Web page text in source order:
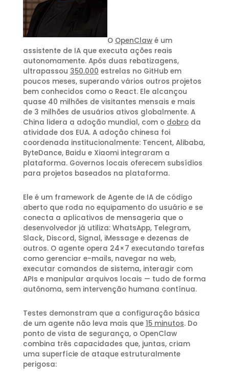
O OpenClawé um
assistente de IA que executa ações reais
autonomamente. Após duas rebatizagens,
ultrapassou 350.000 estrelas no GitHub em
poucos meses, superando vários outros projetos
bem conhecidos como o React. Ele alcançou
quase 40 milhões de visitantes mensais e mais
de 3 milhões de usuários ativos globalmente. A
China lidera a adoção mundial, com o dobroda
atividade dos EUA. A adoção chinesa foi
coordenada institucionalmente: Tencent, Alibaba,
ByteDance, Baidu e Xiaomi integraram a
plataforma. Governos locais oferecem subsídios
para projetos baseados na plataforma.
Ele é um framework de Agente de IA de código
aberto que roda no equipamento do usuário e se
conecta a aplicativos de mensageria que o
desenvolvedor já utiliza: WhatsApp, Telegram,
Slack, Discord, Signal, iMessage e dezenas de
outros. O agente opera 24×7 executando tarefas
como gerenciar e-mails, navegar na web,
executar comandos de sistema, interagir com
APIs e manipular arquivos locais — tudo de forma
autônoma, sem intervenção humana contínua.
Testes demonstram que a configuração básica
de um agente não leva mais que 15 minutos. Do
ponto de vista de segurança, o OpenClaw
combina três capacidades que, juntas, criam
uma superfície de ataque estruturalmente
perigosa: